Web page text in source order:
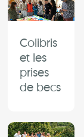
Colibris
et les
prises
de becs